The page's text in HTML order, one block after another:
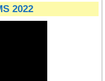
2022